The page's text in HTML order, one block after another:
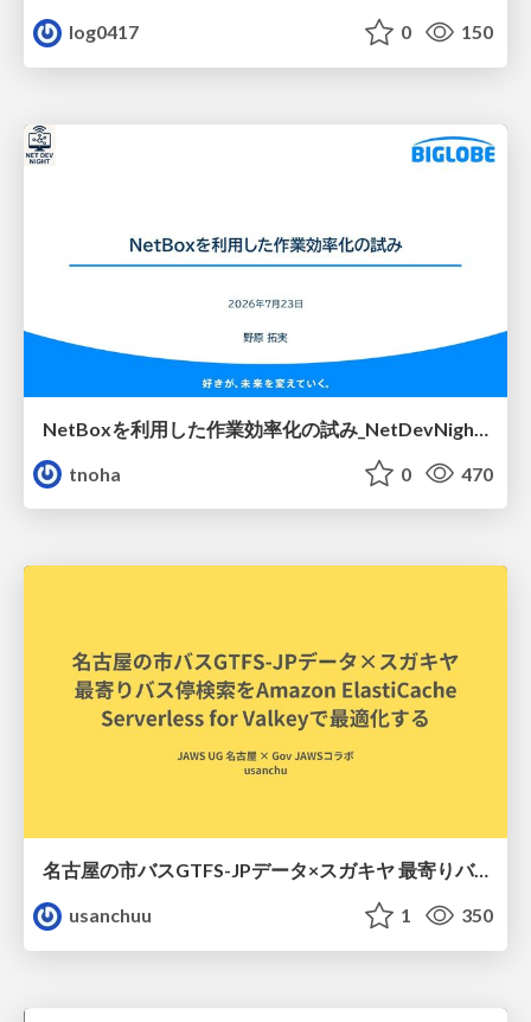
log0417
0 150
tnoha
0 470
名古屋の市バスGTFS-JPデータ×スガキヤ 最寄りバス停検索をAmazon ElastiCache Serverless for Valkeyで最適化する
usanchuu
1 350